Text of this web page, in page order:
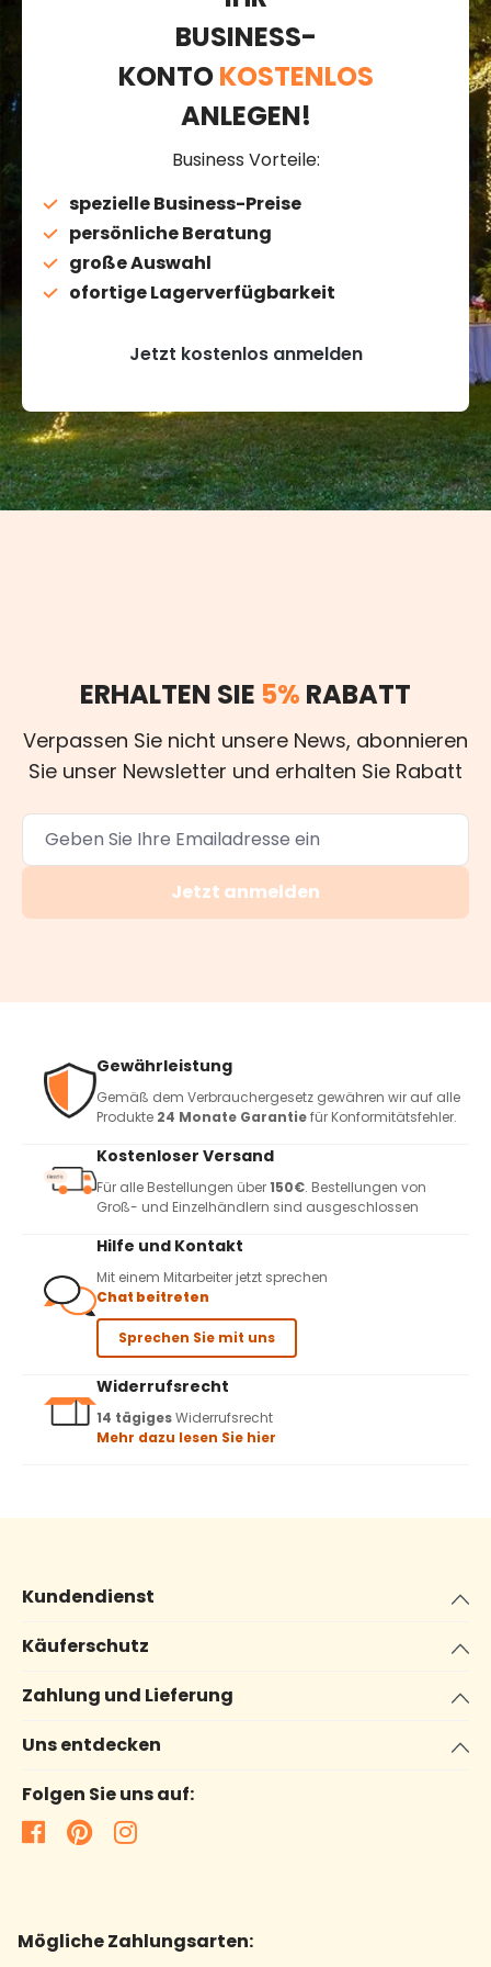
BUSINESS-
KONTOKOSTENLOS
ANLEGEN!
Business Vorteile:
spezielle Business-Preise
persönliche Beratung
große Auswahl
ofortige Lagerverfügbarkeit
Jetzt kostenlos anmelden
ERHALTEN SIE 5% RABATT
Verpassen Sie nicht unsere News, abonnieren
Sie unser Newsletter und erhalten Sie Rabatt
Jetzt anmelden
Gewährleistung
Gemäß dem Verbrauchergesetz gewähren wir auf alle
Produkte 24 Monate Garantiefür Konformitätsfehler.
Kostenloser Versand
Für alle Bestellungen über150€. Bestellungen von
Groß- und Einzelhändlern sind ausgeschlossen
Hilfe und Kontakt
Mit einem Mitarbeiter jetzt sprechen
Chat beitreten
Sprechen Sie mit uns
Widerrufsrecht
14 tägigesWiderrufsrecht
Mehr dazu lesen Sie hier
Kundendienst
Käuferschutz
Zahlung und Lieferung
Uns entdecken
Folgen Sie uns auf:
Mögliche Zahlungsarten: